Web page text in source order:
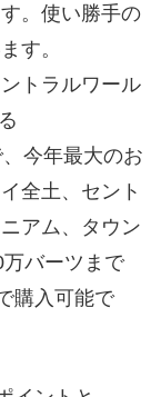
。使い勝手の
す。
トラルワール
今年最大のお
全土、セント
アム、タウン
バーツまで
購入可能で